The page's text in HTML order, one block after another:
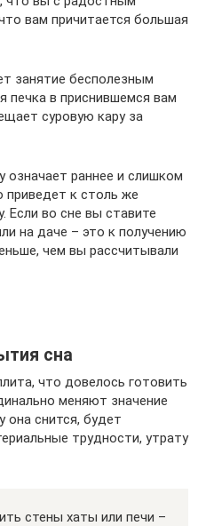
вам причитается большая
занятие бесполезным
печка в приснившемся вам
суровую кару за
означает раннее и слишком
приведет к столь же
Если во сне вы ставите
на даче – это к получению
чем вы рассчитывали
сна
что довелось готовить
меняют значение
она снится, будет
трудности, утрату
стены хаты или печи –